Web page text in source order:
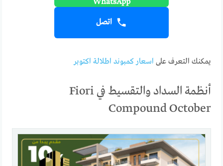
اتصل
يمكنك التعرف على اسعار كمبوند اطلالة اكتوبر
أنظمة السداد والتقسيط في Fiori
Compound October